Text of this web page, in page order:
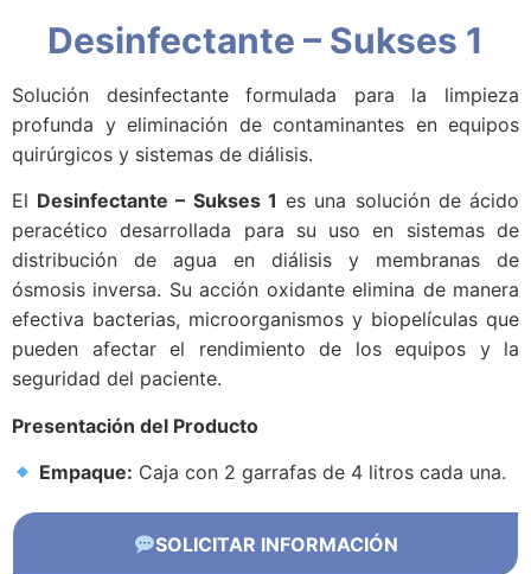
Desinfectante – Sukses 1
Solución desinfectante formulada para la limpieza
profunda y eliminación de contaminantes en equipos
quirúrgicos y sistemas de diálisis.
El Desinfectante – Sukses 1 es una solución de ácido
peracético desarrollada para su uso en sistemas de
distribución de agua en diálisis y membranas de
ósmosis inversa. Su acción oxidante elimina de manera
efectiva bacterias, microorganismos y biopelículas que
pueden afectar el rendimiento de los equipos y la
seguridad del paciente.
Presentación del Producto
Empaque: Caja con 2 garrafas de 4 litros cada una.
SOLICITAR INFORMACIÓN